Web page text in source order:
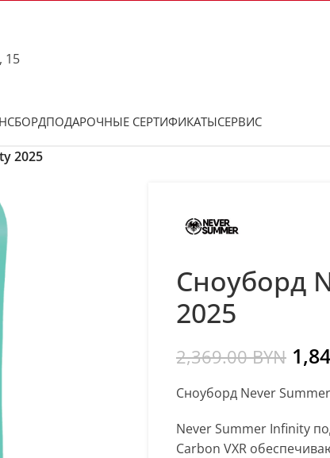
15
ПОДАРОЧНЫЕ СЕРТИФИКАТЫСЕРВИС
2025
Сноуборд
2025
2,369.00BYN
Сноуборд Never
Never Summer Infinity
Carbon VXR